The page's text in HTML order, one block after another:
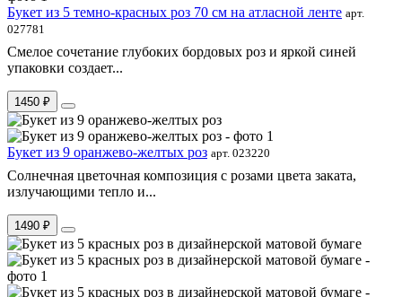
Букет из 5 темно-красных роз 70 см на атласной ленте арт.
027781
Смелое сочетание глубоких бордовых роз и яркой синей
упаковки создает...
1450 ₽
Букет из 9 оранжево-желтых роз арт. 023220
Солнечная цветочная композиция с розами цвета заката,
излучающими тепло и...
1490 ₽